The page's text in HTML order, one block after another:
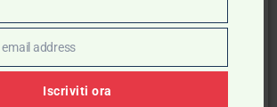
address
Iscriviti ora